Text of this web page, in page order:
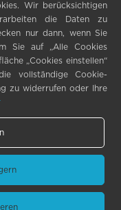
20144 - Italy - ITALY -
01433170196
Wir berücksichtigen
die Daten zu
nur dann, wenn Sie
Sie auf „Alle Cookies
„Cookies einstellen“
vollständige Cookie-
zu widerrufen oder Ihre